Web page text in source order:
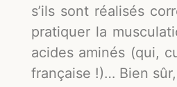
s’ils sont réalisés
pratiquer la
acides aminés (qui,
française !)… Bien